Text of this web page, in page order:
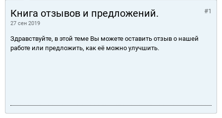
Книга отзывов и предложений.
27 сен 2019
#1
Здравствуйте, в этой теме Вы можете оставить отзыв о нашей
работе или предложить, как её можно улучшить.